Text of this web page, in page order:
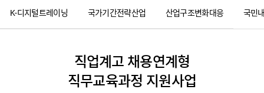
K-디지털트레이닝 국가기간전략산업 산업구조변화대응 국민
직업계고 채용연계형
직무교육과정 지원사업